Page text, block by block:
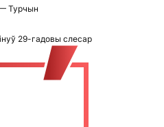
Турчын
29-гадовы слесар